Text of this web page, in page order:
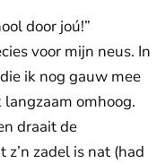
door joú!”
voor mijn neus. In
ik nog gauw mee
omhoog.
draait de
zadel is nat (had